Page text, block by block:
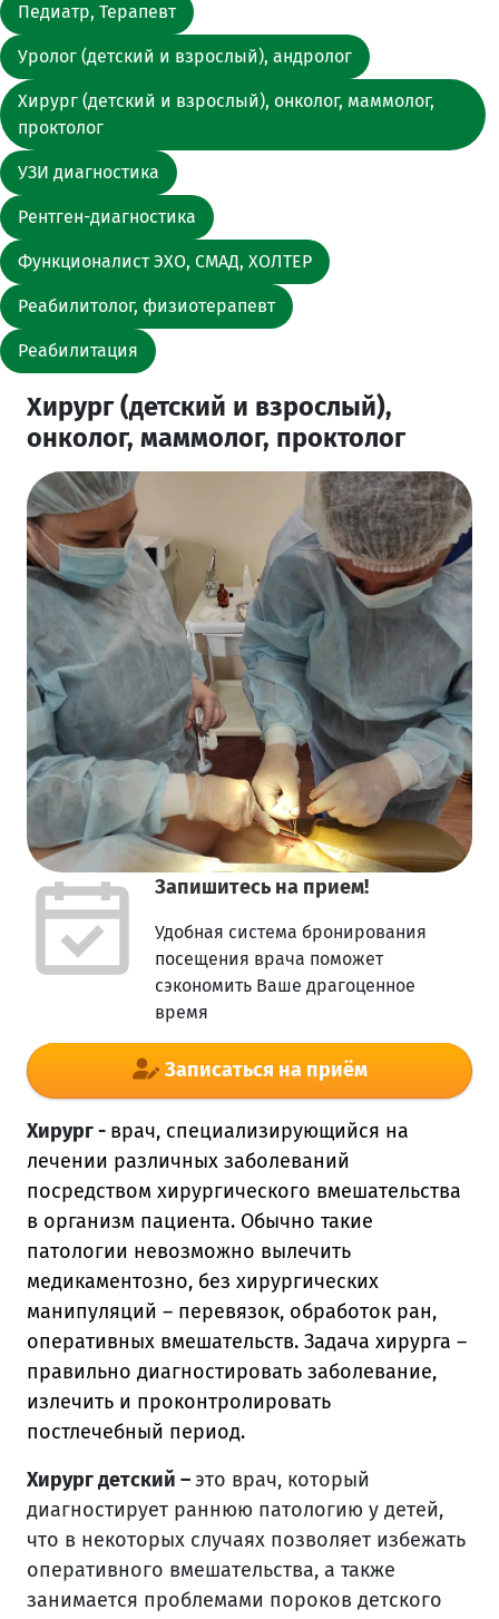
Педиатр, Терапевт
Уролог (детский и взрослый), андролог
Хирург (детский и взрослый), онколог, маммолог,
проктолог
УЗИ диагностика
Рентген-диагностика
Функционалист ЭХО, СМАД, ХОЛТЕР
Реабилитолог, физиотерапевт
Реабилитация
Хирург (детский и взрослый),
онколог, маммолог, проктолог
Запишитесь на прием!
Удобная система бронирования
посещения врача поможет
сэкономить Ваше драгоценное
время
Записаться на приём
Хирург - врач, специализирующийся на
лечении различных заболеваний
посредством хирургического вмешательства
в организм пациента. Обычно такие
патологии невозможно вылечить
медикаментозно, без хирургических
манипуляций – перевязок, обработок ран,
оперативных вмешательств. Задача хирурга –
правильно диагностировать заболевание,
излечить и проконтролировать
постлечебный период.
Хирург детский –это врач, который
диагностирует раннюю патологию у детей,
что в некоторых случаях позволяет избежать
оперативного вмешательства, а также
занимается проблемами пороков детского